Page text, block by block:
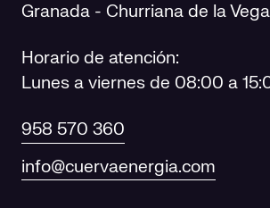
Granada - Churriana de la Vega
Horario de atención:
Lunes a viernes de 08:00 a
958 570 360
info@cuervaenergia.com